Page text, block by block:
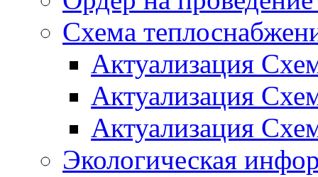
Схема
Актуализация
Актуализация
Актуализация
Экологическая